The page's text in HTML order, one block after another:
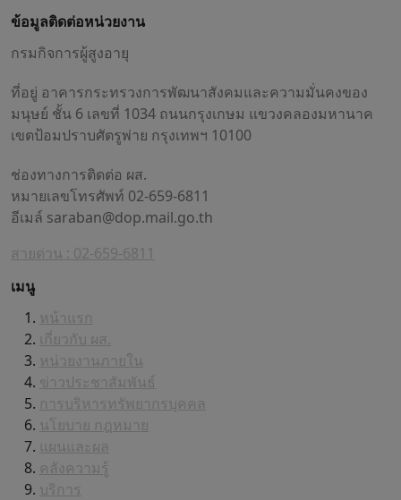
ข้อมูลติดต่อหน่วยงาน
กรมกิจการผู้สูงอายุ
ที่อยู่ อาคารกระทรวงการพัฒนาสังคมและความมั่นคงของ
มนุษย์ ชั้น 6 เลขที่ 1034 ถนนกรุงเกษม แขวงคลองมหานาค
เขตป้อมปราบศัตรูพ่าย กรุงเทพฯ 10100
ช่องทางการติดต่อ ผส.
หมายเลขโทรศัพท์ 02-659-6811
อีเมล์ saraban@dop.mail.go.th
สายด่วน : 02-659-6811
เมนู
หน้าแรก
เกี่ยวกับ ผส.
หน่วยงานภายใน
ข่าวประชาสัมพันธ์
การบริหารทรัพยากรบุคคล
นโยบาย กฎหมาย
แผนและผล
คลังความรู้
บริการ